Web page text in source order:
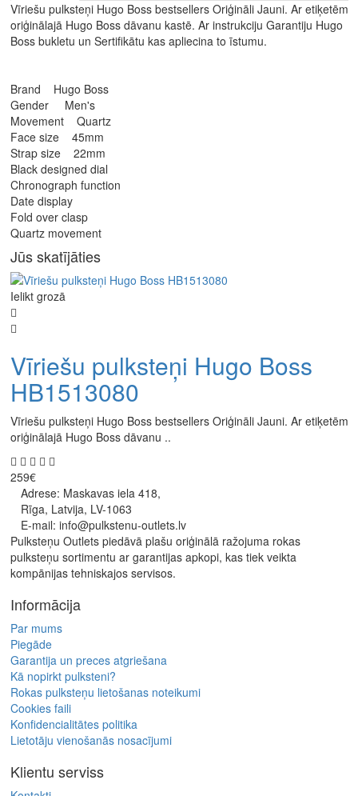
Vīriešu pulksteņi Hugo Boss bestsellers Oriģināli Jauni. Ar etiķetēm
oriģinālajā Hugo Boss dāvanu kastē. Ar instrukciju Garantiju Hugo
Boss bukletu un Sertifikātu kas apliecina to īstumu.
Brand Hugo Boss
Gender Men's
Movement Quartz
Face size 45mm
Strap size 22mm
Black designed dial
Chronograph function
Date display
Fold over clasp
Quartz movement
Jūs skatījāties
Ielikt grozā
Vīriešu pulksteņi Hugo Boss
HB1513080
Vīriešu pulksteņi Hugo Boss bestsellers Oriģināli Jauni. Ar etiķetēm
oriģinālajā Hugo Boss dāvanu ..
259€
Adrese: Maskavas iela 418,
Rīga, Latvija, LV-1063
E-mail: info@pulkstenu-outlets.lv
Pulksteņu Outlets piedāvā plašu oriģinālā ražojuma rokas
pulksteņu sortimentu ar garantijas apkopi, kas tiek veikta
kompānijas tehniskajos servisos.
Informācija
Par mums
Piegāde
Garantija un preces atgriešana
Kā nopirkt pulksteni?
Rokas pulksteņu lietošanas noteikumi
Cookies faili
Konfidencialitātes politika
Lietotāju vienošanās nosacījumi
Klientu serviss